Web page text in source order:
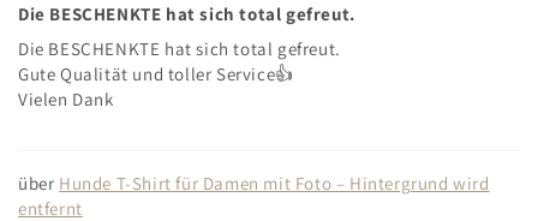
Die BESCHENKTE hat sich total gefreut.
Die BESCHENKTE hat sich total gefreut.
Gute Qualität und toller Service👍
Vielen Dank
Hunde T-Shirt für Damen mit Foto – Hintergrund wird
entfernt